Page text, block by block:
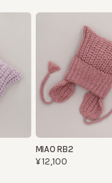
MIAO RB2
¥12,100